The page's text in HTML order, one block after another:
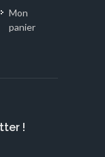
Mon
panier
!